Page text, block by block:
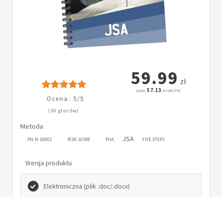
Ocena: 5/5
(30 głosów)
59.99 zł
(netto:57.13 zł + VAT: 5%)
Metoda
PN-N-18002 RISK SCORE PHA JSA FIVE STEPS
Wersja produktu
Elektroniczna (plik .doc/.docx)